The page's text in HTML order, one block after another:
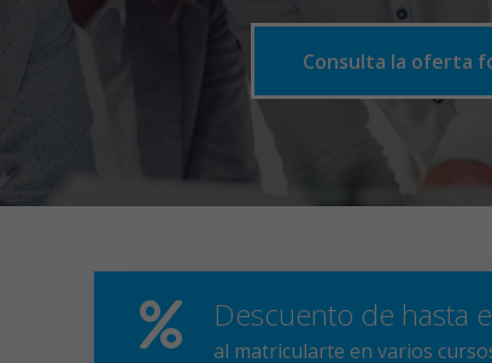
Consulta la oferta
Descuento de hasta
al matricularte en varios